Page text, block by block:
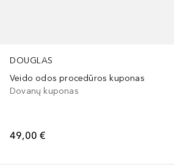
DOUGLAS
Veido odos procedūros kuponas
Dovanų kuponas
49,00 €